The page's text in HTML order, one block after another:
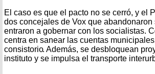
El caso es que el pacto no se cerró, y el
dos concejales de Vox que
entraron a gobernar con los socialistas.
centra en sanear las cuentas
consistorio. Además, se desbloquean
instituto y se impulsa el transporte